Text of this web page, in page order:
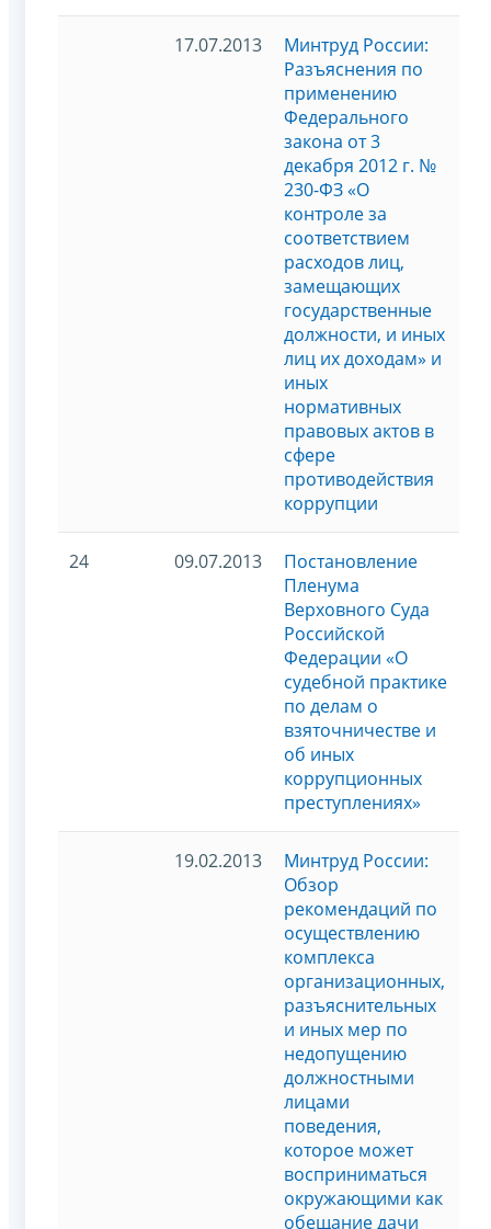
17.07.2013
Минтруд России:
Разъяснения по
применению
Федерального
закона от 3
декабря 2012 г. №
230-ФЗ «О
контроле за
соответствием
расходов лиц,
замещающих
государственные
должности, и иных
лиц их доходам» и
иных
нормативных
правовых актов в
сфере
противодействия
коррупции
24 09.07.2013
Постановление
Пленума
Верховного Суда
Российской
Федерации «О
судебной практике
по делам о
взяточничестве и
об иных
коррупционных
преступлениях»
19.02.2013
Минтруд России:
Обзор
рекомендаций по
осуществлению
комплекса
организационных,
разъяснительных
и иных мер по
недопущению
должностными
лицами
поведения,
которое может
восприниматься
окружающими как
обещание дачи